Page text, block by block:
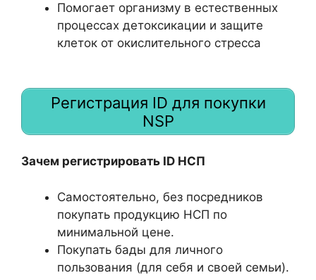
Помогает организму в естественных
процессах детоксикации и защите
клеток от окислительного стресса
Регистрация ID для покупки
NSP
Зачем регистрировать ID НСП
Самостоятельно, без посредников
покупать продукцию НСП по
минимальной цене.
Покупать бады для личного
пользования (для себя и своей семьи).